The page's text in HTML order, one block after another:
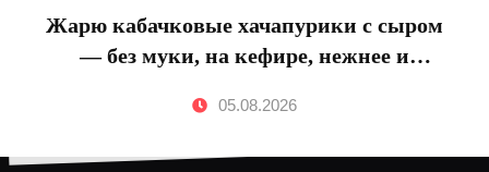
Жарю кабачковые хачапурики с сыром
— без муки, на кефире, нежнее и
05.08.2026